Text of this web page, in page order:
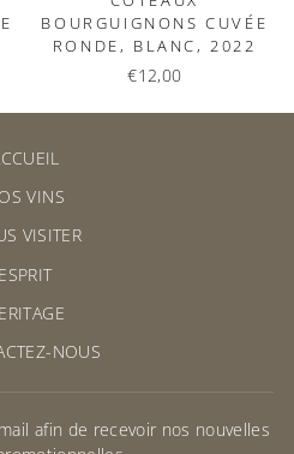
BOURGUIGNONS CUVÉE
RONDE, BLANC, 2022
€12,00
VINS
VISITER
ESPRIT
NOUS
afin de recevoir nos nouvelles